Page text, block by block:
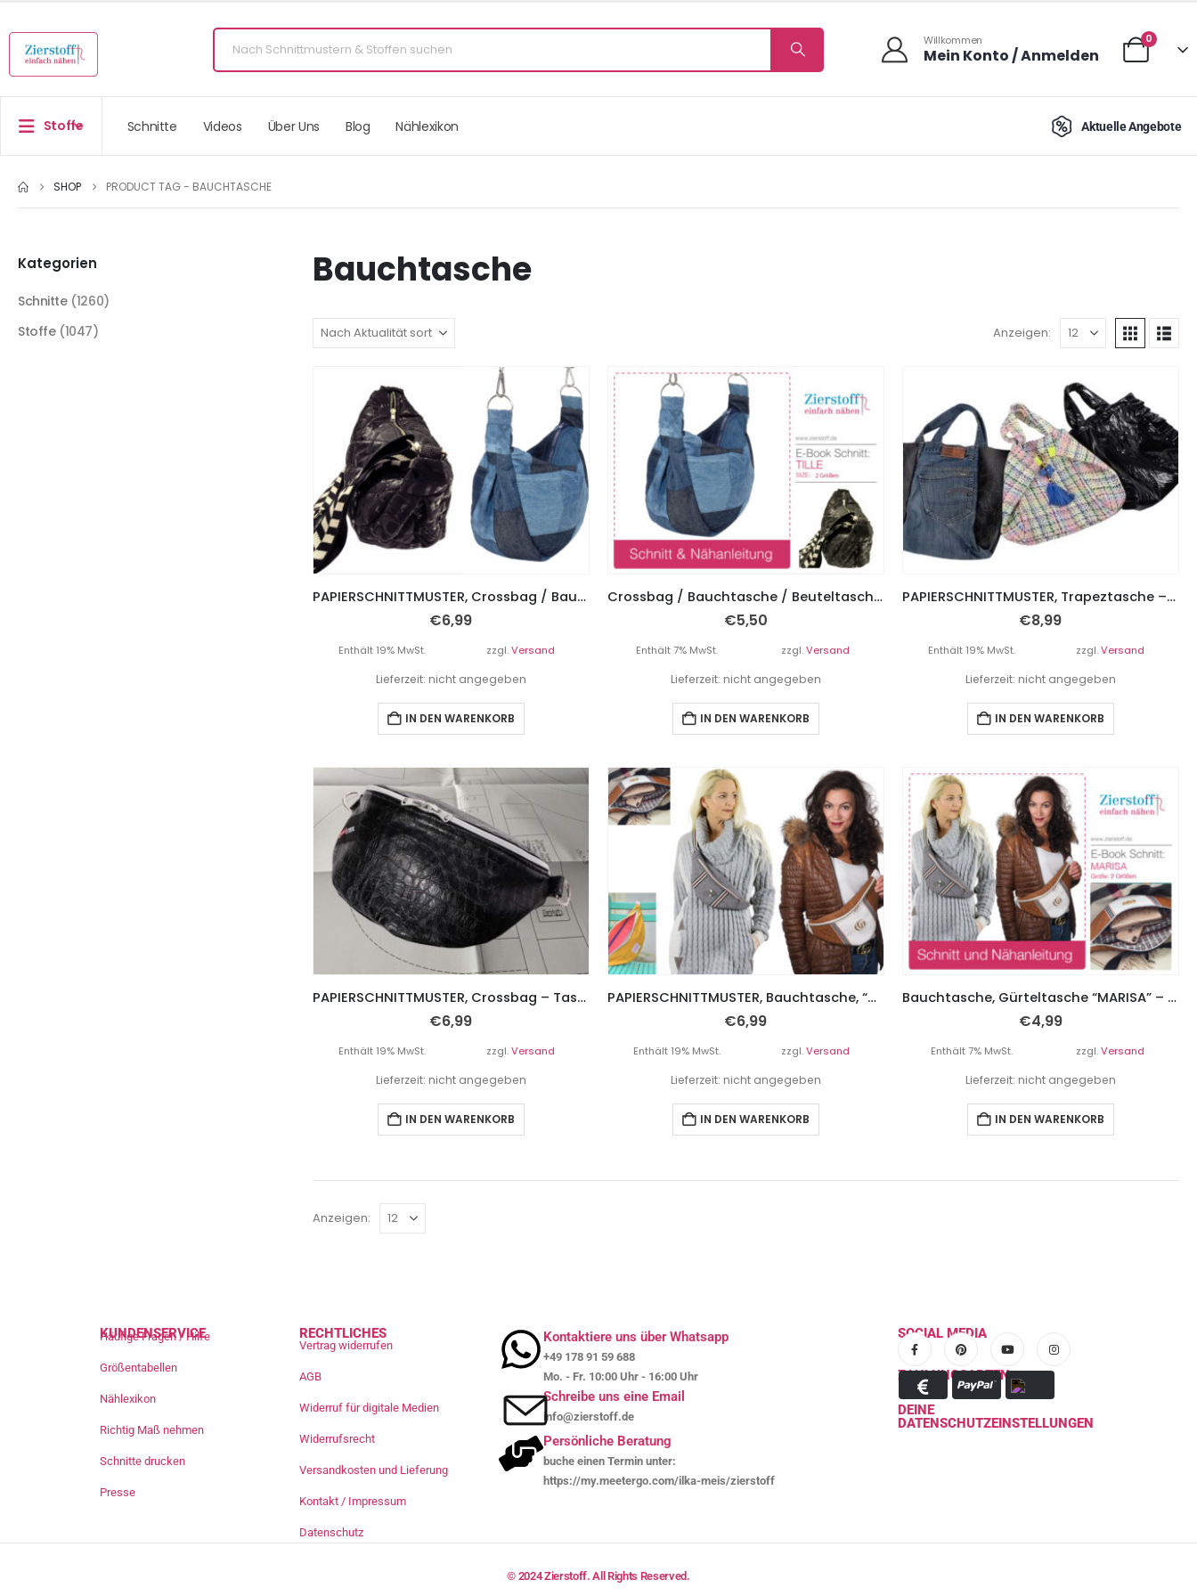
Willkommen
Mein Konto / Anmelden
0
Stoffe Schnitte Videos Über Uns Blog Nählexikon Aktuelle Angebote
SHOP PRODUCT TAG - BAUCHTASCHE
Bauchtasche
Anzeigen:
PAPIERSCHNITTMUSTER, Crossbag / Bauchtasche / Beuteltasche / Tasche “Tille” – 2 Größen
€6,99
Enthält 19% MwSt. zzgl.Versand
Lieferzeit: nicht angegeben
IN DEN WARENKORB
Crossbag / Bauchtasche / Beuteltasche / Tasche “Tille” – 2 Größen
€5,50
Enthält 7% MwSt. zzgl.Versand
Lieferzeit: nicht angegeben
IN DEN WARENKORB
PAPIERSCHNITTMUSTER, Trapeztasche – Tasche, “YALENE” – 3 Varianten
€8,99
Enthält 19% MwSt. zzgl.Versand
Lieferzeit: nicht angegeben
IN DEN WARENKORB
PAPIERSCHNITTMUSTER, Crossbag – Tasche, “TARIKA” – 3 Größen
€6,99
Enthält 19% MwSt. zzgl.Versand
Lieferzeit: nicht angegeben
IN DEN WARENKORB
PAPIERSCHNITTMUSTER, Bauchtasche, “MARISA” – 2 Größen
€6,99
Enthält 19% MwSt. zzgl.Versand
Lieferzeit: nicht angegeben
IN DEN WARENKORB
Bauchtasche, Gürteltasche “MARISA” – 2 Größen
€4,99
Enthält 7% MwSt. zzgl.Versand
Lieferzeit: nicht angegeben
IN DEN WARENKORB
Anzeigen:
Kategorien
Schnitte (1260)
Stoffe (1047)
KUNDENSERVICE
Häufige Fragen / Hilfe
Größentabellen
Nählexikon
Richtig Maß nehmen
Schnitte drucken
Presse
RECHTLICHES
Vertrag widerrufen
AGB
Widerruf für digitale Medien
Widerrufsrecht
Versandkosten und Lieferung
Kontakt / Impressum
Datenschutz
Kontaktiere uns über Whatsapp
+49 178 91 59 688
Mo. - Fr. 10:00 Uhr - 16:00 Uhr
Schreibe uns eine Email
info@zierstoff.de
Persönliche Beratung
buche einen Termin unter:
https://my.meetergo.com/ilka-meis/zierstoff
SOCIAL MEDIA
ZAHLUNGSARTEN
DEINE
DATENSCHUTZEINSTELLUNGEN
© 2024 Zierstoff. All Rights Reserved.